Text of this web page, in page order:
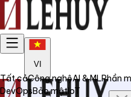
VI
Tất cảCông nghệAI & MLPhần
DevOpsBảo mậtIoT